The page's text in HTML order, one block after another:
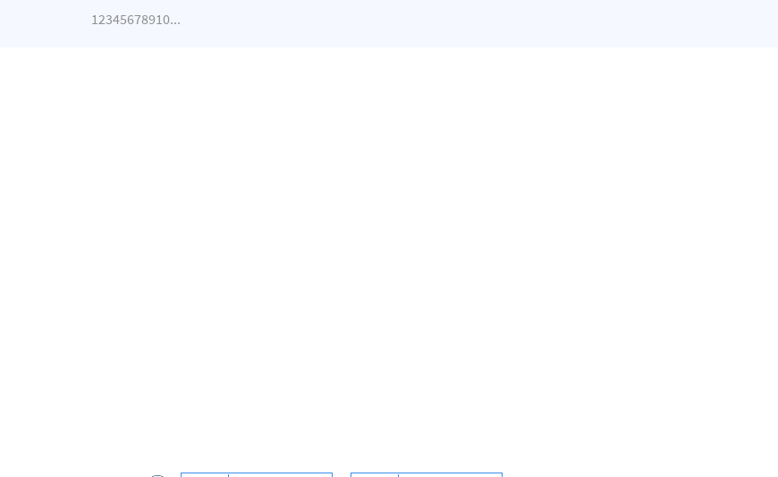
12345678910...